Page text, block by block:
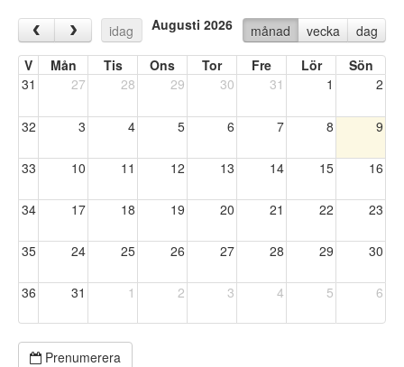
‹ › idag Augusti 2026 månad vecka
dag
V
Mån Tis Ons Tor Fre Lör
Sön
31
27 28 29 30 31 1 2
32 3 4 5 6 7 8 9
33 10 11 12 13 14 15 16
34 17 18 19 20 21 22 23
35 24 25 26 27 28 29 30
36 31 1 2 3 4 5 6
Prenumerera